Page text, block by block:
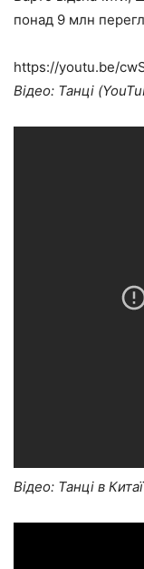
понад 9 млн
https://youtu.be/
Відео: Танці
Відео: Танці в